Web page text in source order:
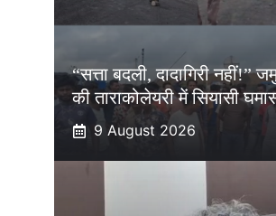
“सत्ता बदली, दादागिरी नहीं!”
की ताराकोलेयरी में सियासी
9 August 2026